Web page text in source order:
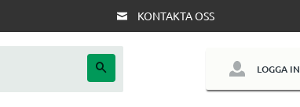
KONTAKTA OSS
LOGGA IN